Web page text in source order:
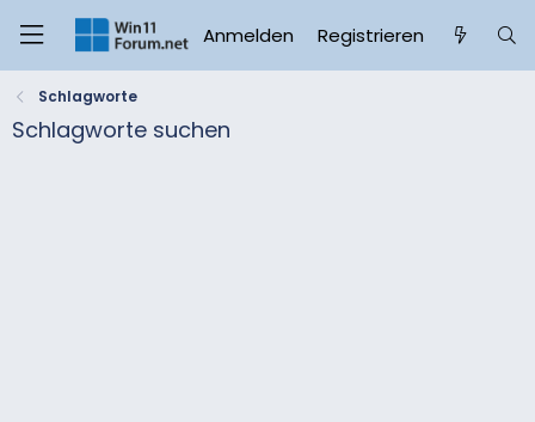
Anmelden Registrieren
Schlagworte
Schlagworte suchen